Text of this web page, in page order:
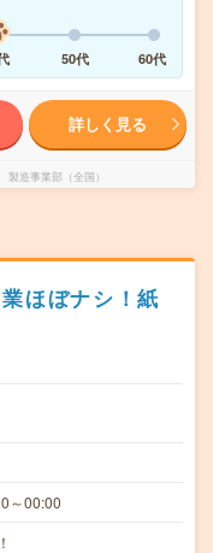
50代 60代
詳しく見る
造事業部（全国）
ほぼナシ！紙
～00:00